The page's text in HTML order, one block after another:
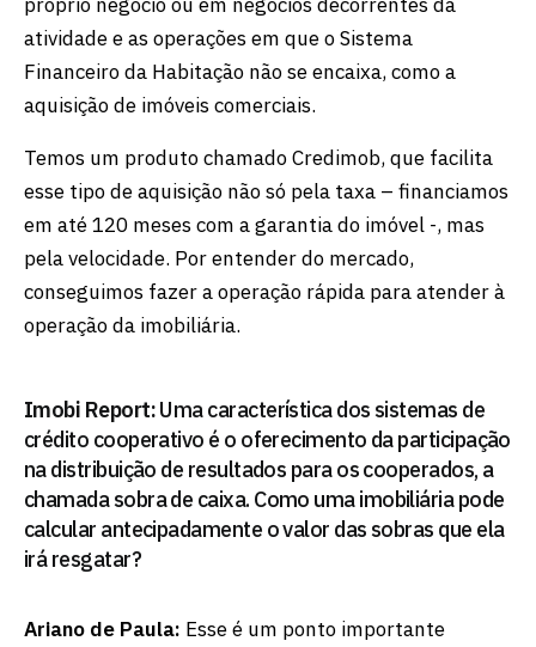
atividade e as operações em que o Sistema
Financeiro da Habitação não se encaixa, como a
aquisição de imóveis comerciais.
Temos um produto chamado Credimob, que facilita
esse tipo de aquisição não só pela taxa – financiamos
em até 120 meses com a garantia do imóvel -, mas
pela velocidade. Por entender do mercado,
conseguimos fazer a operação rápida para atender à
operação da imobiliária.
Imobi Report:Uma característica dos sistemas de
crédito cooperativo é o oferecimento da participação
na distribuição de resultados para os cooperados, a
chamada sobra de caixa. Como uma imobiliária pode
calcular antecipadamente o valor das sobras que ela
irá resgatar?
Ariano de Paula: Esse é um ponto importante